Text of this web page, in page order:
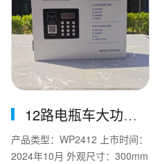
12路电瓶车大功率充电桩
产品类型：WP2412 上市时间：
2024年10月 外观尺寸：300mm